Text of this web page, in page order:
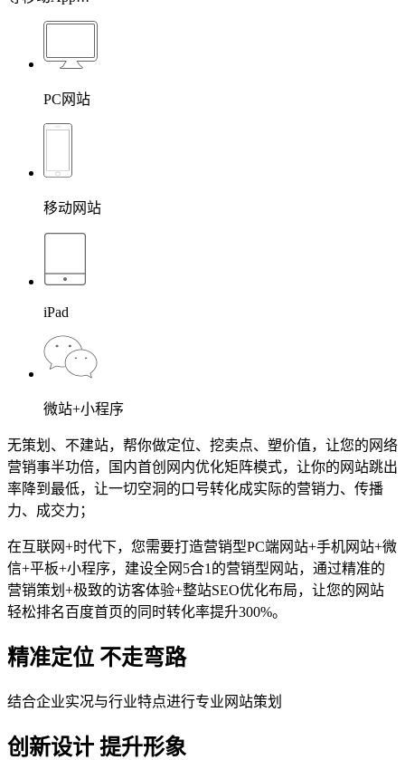
PC网站
移动网站
iPad
微站+小程序
无策划、不建站，帮你做定位、挖卖点、塑价值，让您的网络
营销事半功倍，国内首创网内优化矩阵模式，让你的网站跳出
率降到最低，让一切空洞的口号转化成实际的营销力、传播
力、成交力；
在互联网+时代下，您需要打造营销型PC端网站+手机网站+微
信+平板+小程序，建设全网5合1的营销型网站，通过精准的
营销策划+极致的访客体验+整站SEO优化布局，让您的网站
轻松排名百度首页的同时转化率提升300%。
精准定位 不走弯路
结合企业实况与行业特点进行专业网站策划
创新设计 提升形象